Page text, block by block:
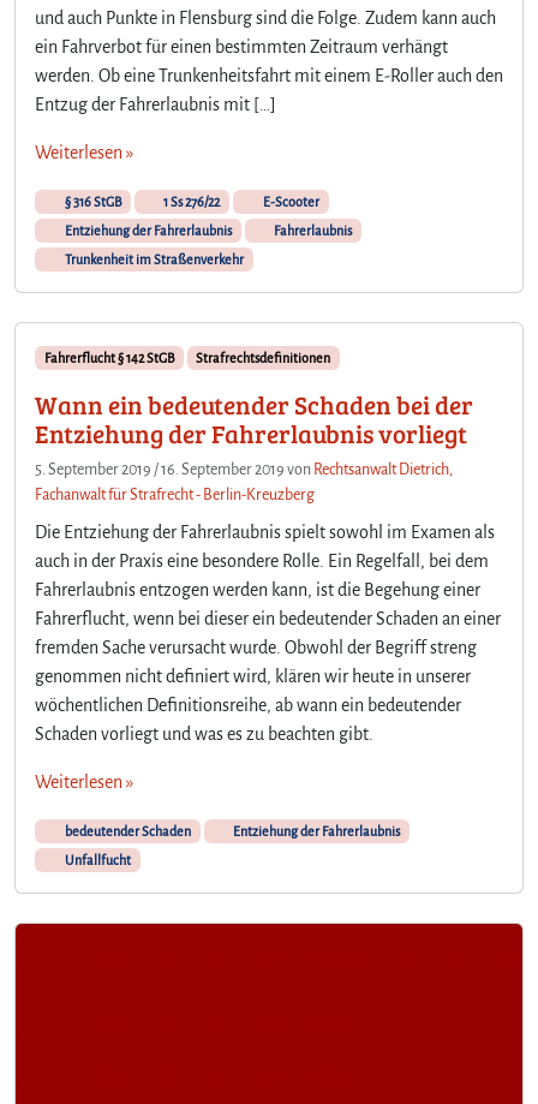
und auch Punkte in Flensburg sind die Folge. Zudem kann auch
ein Fahrverbot für einen bestimmten Zeitraum verhängt
werden. Ob eine Trunkenheitsfahrt mit einem E-Roller auch den
Entzug der Fahrerlaubnis mit […]
Weiterlesen »
§ 316 StGB 1 Ss 276/22
E-Scooter
Entziehung der Fahrerlaubnis
Fahrerlaubnis
Trunkenheit im Straßenverkehr
Fahrerflucht § 142 StGB Strafrechtsdefinitionen
Wann ein bedeutender Schaden bei der
Entziehung der Fahrerlaubnis vorliegt
5. September 2019 /16. September 2019 von Rechtsanwalt Dietrich,
Fachanwalt für Strafrecht - Berlin-Kreuzberg
Die Entziehung der Fahrerlaubnis spielt sowohl im Examen als
auch in der Praxis eine besondere Rolle. Ein Regelfall, bei dem
Fahrerlaubnis entzogen werden kann, ist die Begehung einer
Fahrerflucht, wenn bei dieser ein bedeutender Schaden an einer
fremden Sache verursacht wurde. Obwohl der Begriff streng
genommen nicht definiert wird, klären wir heute in unserer
wöchentlichen Definitionsreihe, ab wann ein bedeutender
Schaden vorliegt und was es zu beachten gibt.
Weiterlesen »
bedeutender Schaden
Entziehung der Fahrerlaubnis
Unfallfucht